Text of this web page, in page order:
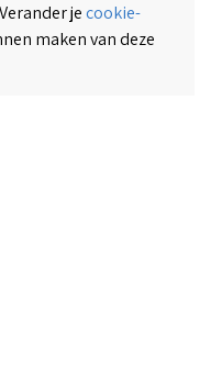
jecookie-
maken van deze